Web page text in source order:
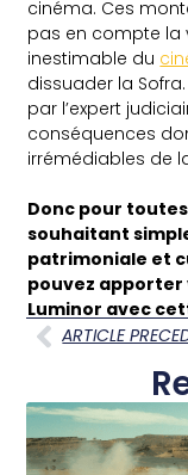
cinéma. Ces
pas en compte la
inestimable du
dissuader la
par l’expert
conséquences
irrémédiables de
Donc pour
souhaitant
patrimoniale et
pouvez apporter
Luminor avec
ARTICLE